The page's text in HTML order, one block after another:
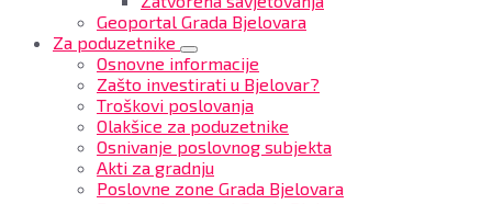
Geoportal Grada Bjelovara
Za poduzetnike
Osnovne informacije
Zašto investirati u Bjelovar?
Troškovi poslovanja
Olakšice za poduzetnike
Osnivanje poslovnog subjekta
Akti za gradnju
Poslovne zone Grada Bjelovara